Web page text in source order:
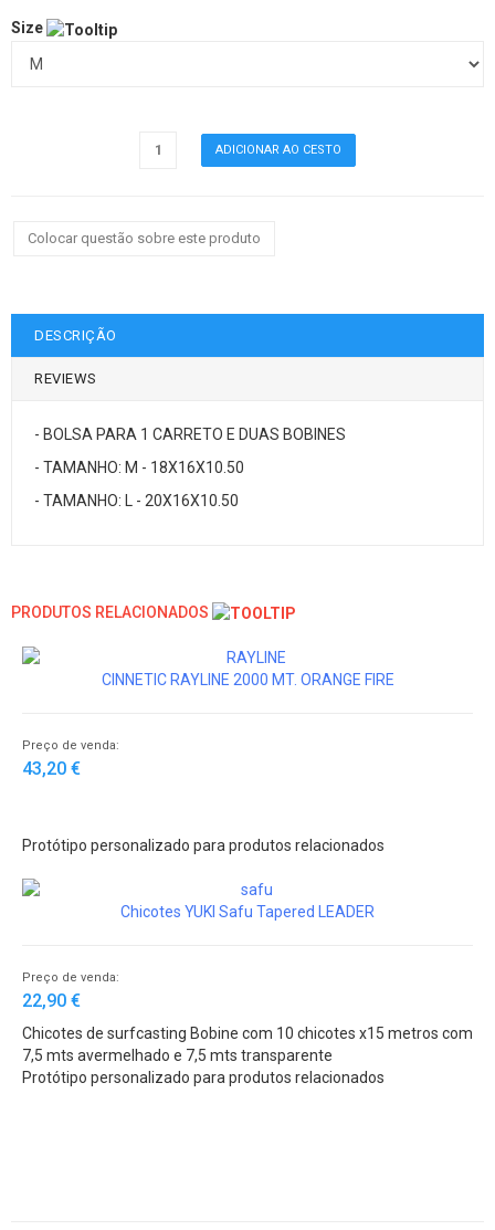
Size
Colocar questão sobre este produto
DESCRIÇÃO
REVIEWS
- BOLSA PARA 1 CARRETO E DUAS BOBINES
- TAMANHO: M - 18X16X10.50
- TAMANHO: L - 20X16X10.50
PRODUTOS RELACIONADOS
CINNETIC RAYLINE 2000 MT. ORANGE FIRE
Preço de venda:
43,20 €
Protótipo personalizado para produtos relacionados
Chicotes YUKI Safu Tapered LEADER
Preço de venda:
22,90 €
Chicotes de surfcasting Bobine com 10 chicotes x15 metros com
7,5 mts avermelhado e 7,5 mts transparente
Protótipo personalizado para produtos relacionados